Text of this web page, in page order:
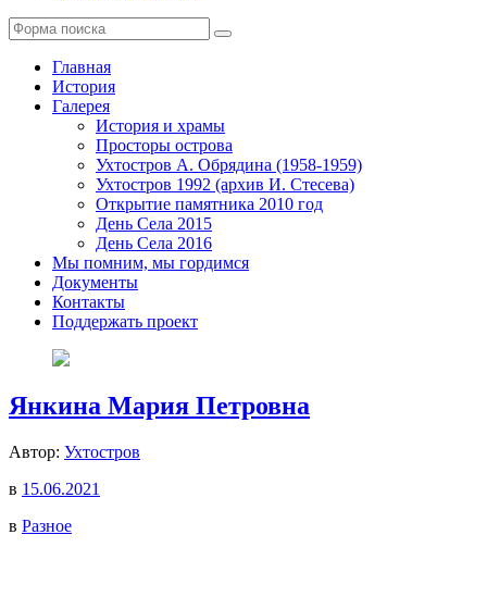
Поиск
Главная
История
Галерея
История и храмы
Просторы острова
Ухтостров А. Обрядина (1958-1959)
Ухтостров 1992 (архив И. Стесева)
Открытие памятника 2010 год
День Села 2015
День Села 2016
Мы помним, мы гордимся
Документы
Контакты
Поддержать проект
Янкина Мария Петровна
Автор: Ухтостров
в 15.06.2021
в Разное